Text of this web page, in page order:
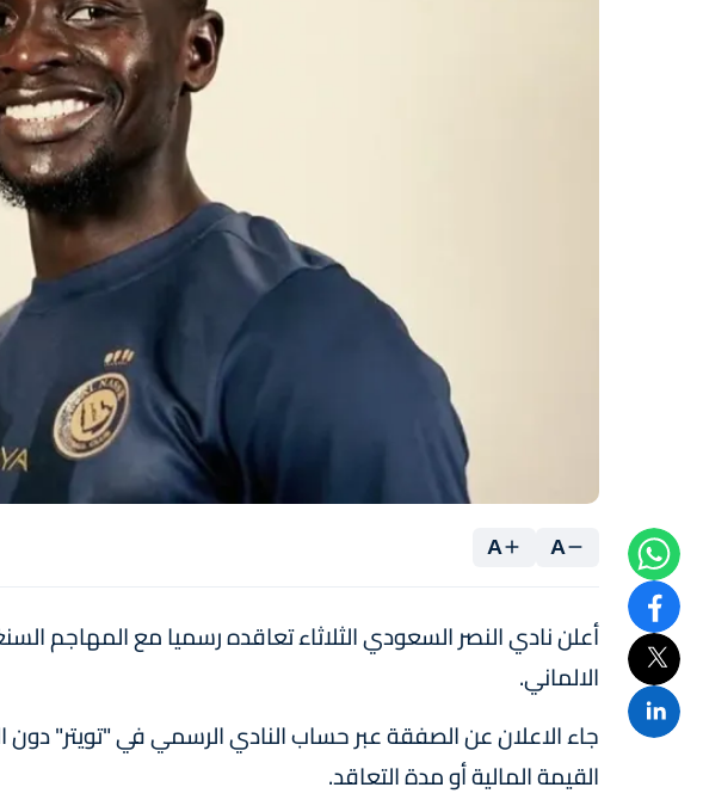
A
A
أعلن نادي النصر السعودي الثلاثاء تعاقده رسميا مع المهاجم
الالماني.
جاء الاعلان عن الصفقة عبر حساب النادي الرسمي في "تويتر"
القيمة المالية أو مدة التعاقد.